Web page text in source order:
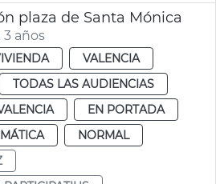
plaza de Santa Mónica
años
VALENCIA
TODAS LAS AUDIENCIAS
EN PORTADA
NORMAL